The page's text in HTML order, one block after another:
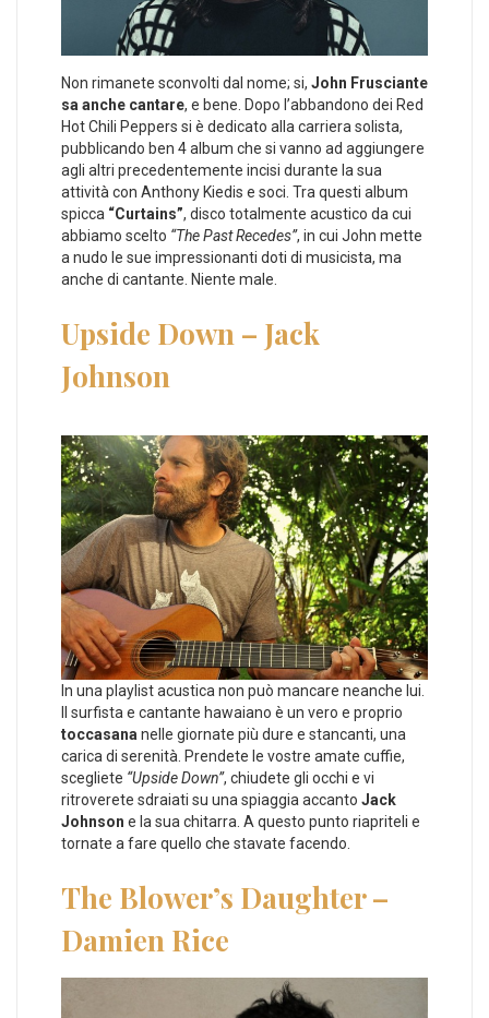
Non rimanete sconvolti dal nome; si, John Frusciante
sa anche cantare, e bene. Dopo l’abbandono dei Red
Hot Chili Peppers si è dedicato alla carriera solista,
pubblicando ben 4 album che si vanno ad aggiungere
agli altri precedentemente incisi durante la sua
attività con Anthony Kiedis e soci. Tra questi album
spicca “Curtains”, disco totalmente acustico da cui
abbiamo scelto “The Past Recedes”, in cui John mette
a nudo le sue impressionanti doti di musicista, ma
anche di cantante. Niente male.
Upside Down – Jack
Johnson
In una playlist acustica non può mancare neanche lui.
Il surfista e cantante hawaiano è un vero e proprio
toccasana nelle giornate più dure e stancanti, una
carica di serenità. Prendete le vostre amate cuffie,
scegliete “Upside Down”, chiudete gli occhi e vi
ritroverete sdraiati su una spiaggia accanto Jack
Johnson e la sua chitarra. A questo punto riapriteli e
tornate a fare quello che stavate facendo.
The Blower’s Daughter –
Damien Rice